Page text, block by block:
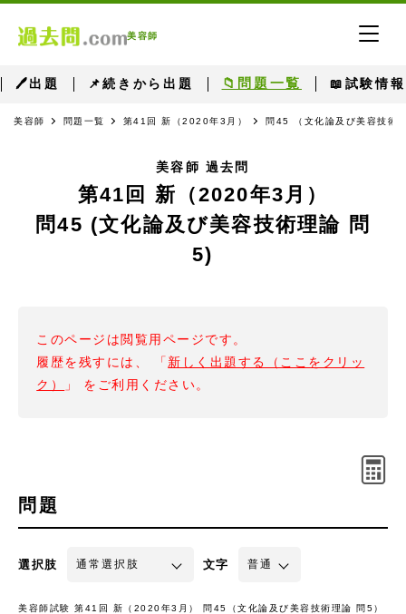
美容師
🖊出題 📌続きから出題 📁問題一覧 📖試験情報
美容師 問題一覧 第41回 新（2020年3月） 問45 （文化論及び美容技術
美容師 過去問
第41回 新（2020年3月）
問45 (文化論及び美容技術理論 問
5)
このページは閲覧用ページです。
履歴を残すには、 「 新しく出題する（ここをクリッ
ク）
」 をご利用ください。
問題
選択肢 文字
美容師試験 第41回 新（2020年3月） 問45（文化論及び美容技術理論 問5）